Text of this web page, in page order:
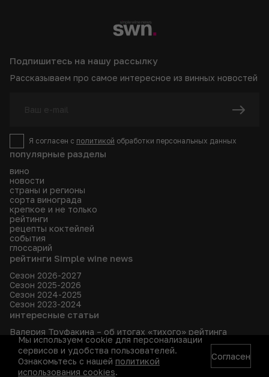
популярные разделы
вино
новости
страны и регионы
сорта винограда
крепкое и не только
рейтинги
рецепты коктейлей
события
глоссарий
рейтинги Simple wine news
Сезон 2026-2027
Сезон 2025-2026
Сезон 2024-2025
Сезон 2023-2024
интересные статьи
Валерия Труфакина – об итогах «тихого» рейтинга
«Лучшие российские вина 2025/2026 по версии SWN»
5 вин на основе сорта гренаш
Гала-вина великого эксцентрика Сальвадора Дали
рецепты коктейлей
Подпишитесь на нашу рассылку
Рассказываем про самое интересное из винных новостей
Я согласен с политикой обработки персональных данных
Мы используем cookie для персонализации
сервисов и удобства пользователей.
Ознакомьтесь с нашей политикой
использования cookies.
Согласен